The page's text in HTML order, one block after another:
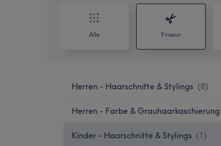
Alle Friseur
Herren - Haarschnitte & Stylings (8)
Herren - Farbe & Grauhaarkaschierung
Kinder - Haarschnitte & Stylings (1 )